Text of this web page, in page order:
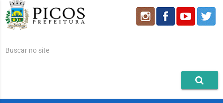
Buscar no site